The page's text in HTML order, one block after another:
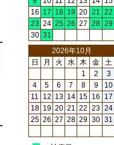
16 17 18 19 20 21 22
23 24 25 26 27 28 29
30 31
2026年10月
日
月 火 水 木 金
土
1
2
3
4
5 6 7 8 9
10
11
12 13 14 15 16
17
18 19 20 21 22 23 24
25 26 27 28 29 30 31